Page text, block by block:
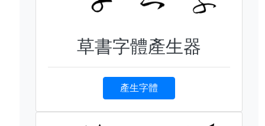
草書字體產生器
產生字體